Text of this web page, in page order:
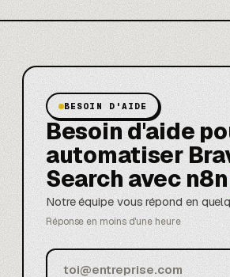
BESOIN D'AIDE
Besoin d'aide
automatiser
Search avec n8n
Notre équipe vous répond en
Réponse en moins d'une heure